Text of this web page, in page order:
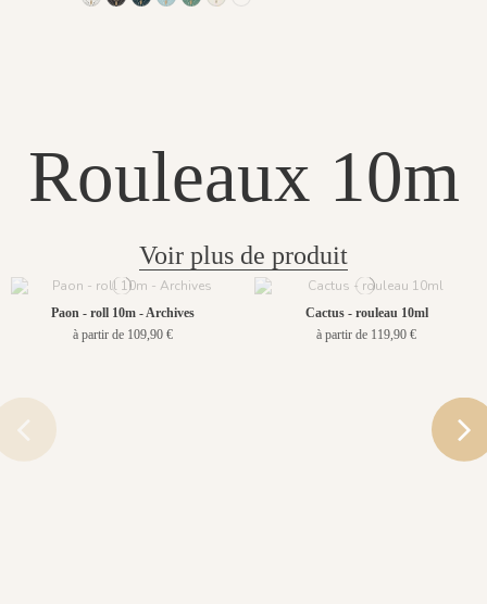
Rouleaux 10m
Voir plus de produit
Paon - roll 10m - Archives
à partir de 109,90 €
Cactus - rouleau 10ml
à partir de 119,90 €